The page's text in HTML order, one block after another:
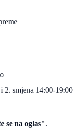
2. smjena 14:00-19:00
se na oglas".